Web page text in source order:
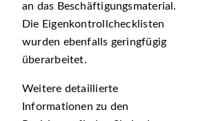
an das Beschäftigungsmaterial.
Die Eigenkontrollchecklisten
wurden ebenfalls geringfügig
überarbeitet.
Weitere detaillierte
Informationen zu den